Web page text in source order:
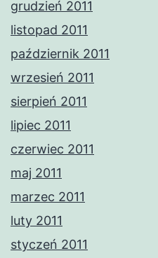
grudzień 2011
listopad 2011
październik 2011
wrzesień 2011
sierpień 2011
lipiec 2011
czerwiec 2011
maj 2011
marzec 2011
luty 2011
styczeń 2011